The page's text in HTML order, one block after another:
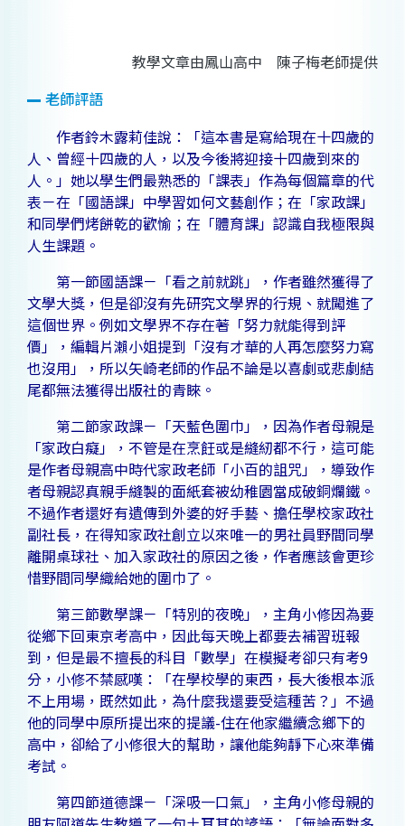
教學文章由鳳山高中 陳子梅老師提供
老師評語
作者鈴木露莉佳說：「這本書是寫給現在十四歲的
人、曾經十四歲的人，以及今後將迎接十四歲到來的
人。」她以學生們最熟悉的「課表」作為每個篇章的代
表－在「國語課」中學習如何文藝創作；在「家政課」
和同學們烤餅乾的歡愉；在「體育課」認識自我極限與
人生課題。
第一節國語課－「看之前就跳」，作者雖然獲得了
文學大獎，但是卻沒有先研究文學界的行規、就闖進了
這個世界。例如文學界不存在著「努力就能得到評
價」，編輯片瀨小姐提到「沒有才華的人再怎麼努力寫
也沒用」，所以矢崎老師的作品不論是以喜劇或悲劇結
尾都無法獲得出版社的青睞。
第二節家政課－「天藍色圍巾」，因為作者母親是
「家政白癡」，不管是在烹飪或是縫紉都不行，這可能
是作者母親高中時代家政老師「小百的詛咒」，導致作
者母親認真親手縫製的面紙套被幼稚園當成破銅爛鐵。
不過作者還好有遺傳到外婆的好手藝、擔任學校家政社
副社長，在得知家政社創立以來唯一的男社員野間同學
離開桌球社、加入家政社的原因之後，作者應該會更珍
惜野間同學織給她的圍巾了。
第三節數學課－「特別的夜晚」，主角小修因為要
從鄉下回東京考高中，因此每天晚上都要去補習班報
到，但是最不擅長的科目「數學」在模擬考卻只有考9
分，小修不禁感嘆：「在學校學的東西，長大後根本派
不上用場，既然如此，為什麼我還要受這種苦？」不過
他的同學中原所提出來的提議-住在他家繼續念鄉下的
高中，卻給了小修很大的幫助，讓他能夠靜下心來準備
考試。
第四節道德課－「深吸一口氣」，主角小修母親的